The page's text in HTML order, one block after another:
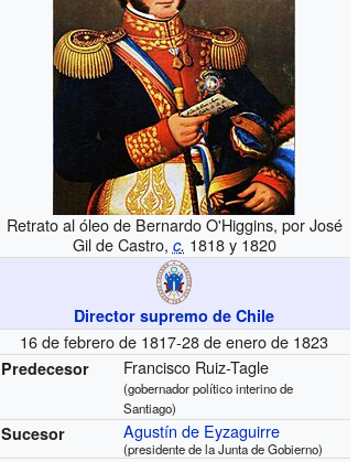
Retrato al óleo de Bernardo O'Higgins, por José
Gil de Castro, c. 1818 y 1820
Director supremo de Chile
16 de febrero de 1817-28 de enero de 1823
Predecesor Francisco Ruiz-Tagle
(gobernador político interino de
Santiago)
Sucesor Agustín de Eyzaguirre
(presidente de la Junta de Gobierno)